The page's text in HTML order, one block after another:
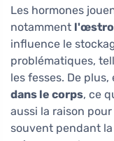
Les hormones
notamment
influence le
problématiques,
les fesses. De
dans le corps, ce
aussi la raison
souvent pendant